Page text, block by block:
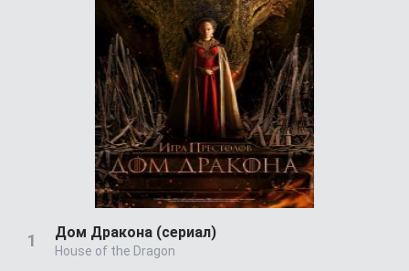
Дом Дракона (сериал)
House of the Dragon